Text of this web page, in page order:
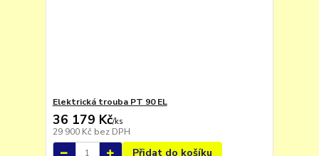
Elektrická trouba PT 90 EL
36 179 Kč/ks
29 900 Kč bez DPH
Přidat do košíku